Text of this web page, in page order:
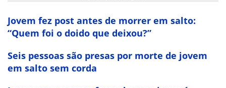
Jovem fez post antes de morrer em salto:
“Quem foi o doido que deixou?”
Seis pessoas são presas por morte de jovem
em salto sem corda